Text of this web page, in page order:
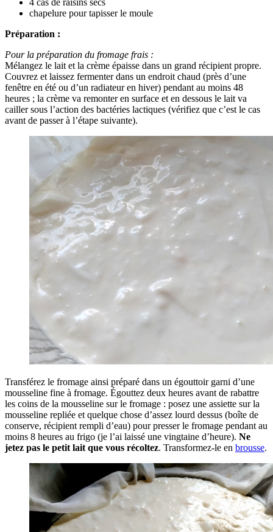
4 càs de raisins secs
chapelure pour tapisser le moule
Préparation :
Pour la préparation du fromage frais :
Mélangez le lait et la crème épaisse dans un grand récipient propre.
Couvrez et laissez fermenter dans un endroit chaud (près d’une
fenêtre en été ou d’un radiateur en hiver) pendant au moins 48
heures ; la crème va remonter en surface et en dessous le lait va
cailler sous l’action des bactéries lactiques (vérifiez que c’est le cas
avant de passer à l’étape suivante).
Transférez le fromage ainsi préparé dans un égouttoir garni d’une
mousseline fine à fromage. Égouttez deux heures avant de rabattre
les coins de la mousseline sur le fromage : posez une assiette sur la
mousseline repliée et quelque chose d’assez lourd dessus (boîte de
conserve, récipient rempli d’eau) pour presser le fromage pendant au
moins 8 heures au frigo (je l’ai laissé une vingtaine d’heure). Ne
jetez pas le petit lait que vous récoltez. Transformez-le en brousse.